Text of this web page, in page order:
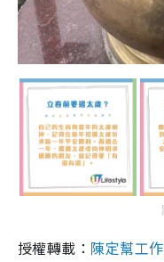
授權轉載： 陳定幫工